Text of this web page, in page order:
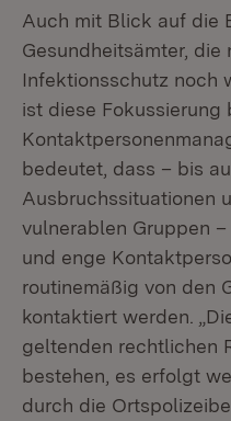
Auch mit Blick auf die
Gesundheitsämter, die
Infektionsschutz noch
ist diese Fokussierung
bedeutet, dass – bis
Ausbruchssituationen
vulnerablen Gruppen
und enge
routinemäßig von den
kontaktiert werden.
geltenden rechtlichen
bestehen, es erfolgt
durch die